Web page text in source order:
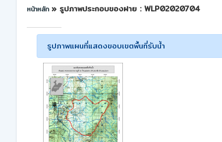
หน้าหลัก » รูปภาพประกอบของฝาย : WLP02020704
รูปภาพแผนที่แสดงขอบเขตพื้นที่รับน้ำ